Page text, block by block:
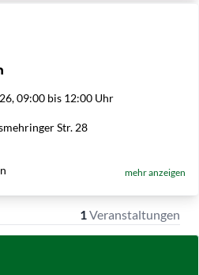
09:00 bis 12:00 Uhr
Str. 28
mehr anzeigen
1Veranstaltungen